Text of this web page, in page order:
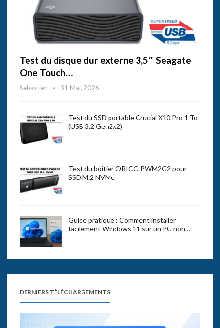
Test du disque dur externe 3,5″ Seagate
One Touch…
Sebastien 31 Mai, 2026
Test du SSD portable Crucial X10 Pro 1 To
(USB 3.2 Gen2x2)
Test du boîtier ORICO PWM2G2 pour
SSD M.2 NVMe
Guide pratique : Comment installer
facilement Windows 11 sur un PC non…
DERNIERS TÉLÉCHARGEMENTS